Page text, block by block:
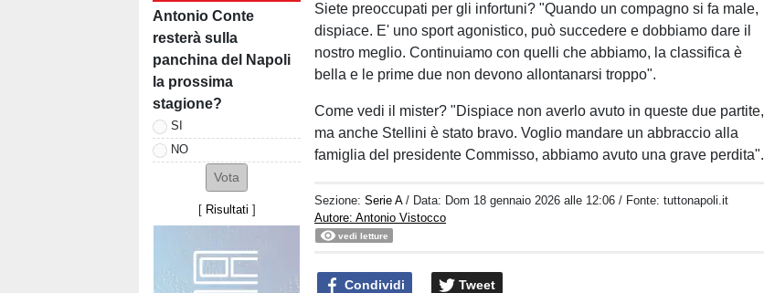
Antonio Conte
resterà sulla
panchina del Napoli
la prossima
stagione?
SI
NO
[ Risultati ]
Siete preoccupati per gli infortuni? "Quando un compagno si fa male,
dispiace. E' uno sport agonistico, può succedere e dobbiamo dare il
nostro meglio. Continuiamo con quelli che abbiamo, la classifica è
bella e le prime due non devono allontanarsi troppo".
Come vedi il mister? "Dispiace non averlo avuto in queste due partite,
ma anche Stellini è stato bravo. Voglio mandare un abbraccio alla
famiglia del presidente Commisso, abbiamo avuto una grave perdita".
Sezione:Serie A / Data: Dom 18 gennaio 2026 alle 12:06 / Fonte: tuttonapoli.it
Autore: Antonio Vistocco
vedi letture
Condividi Tweet